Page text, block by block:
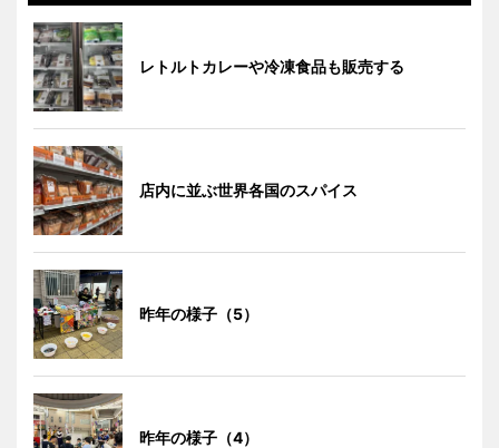
レトルトカレーや冷凍食品も販売する
店内に並ぶ世界各国のスパイス
昨年の様子（5）
昨年の様子（4）